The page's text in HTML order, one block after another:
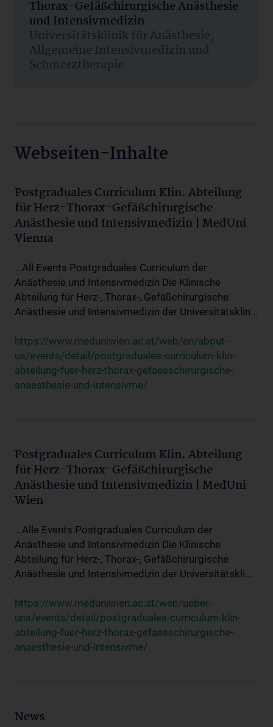
Thorax-Gefäßchirurgische Anästhesie
und Intensivmedizin
Universitätsklinik für Anästhesie,
Allgemeine Intensivmedizin und
Schmerztherapie
Webseiten-Inhalte
Postgraduales Curriculum Klin. Abteilung
für Herz-Thorax-Gefäßchirurgische
Anästhesie und Intensivmedizin | MedUni
Vienna
...All Events Postgraduales Curriculum der
Anästhesie und Intensivmedizin Die Klinische
Abteilung für Herz-, Thorax-, Gefäßchirurgische
Anästhesie und Intensivmedizin der Universitätsklin...
https://www.meduniwien.ac.at/web/en/about-
us/events/detail/postgraduales-curriculum-klin-
abteilung-fuer-herz-thorax-gefaesschirurgische-
anaesthesie-und-intensivme/
Postgraduales Curriculum Klin. Abteilung
für Herz-Thorax-Gefäßchirurgische
Anästhesie und Intensivmedizin | MedUni
Wien
...Alle Events Postgraduales Curriculum der
Anästhesie und Intensivmedizin Die Klinische
Abteilung für Herz-, Thorax-, Gefäßchirurgische
Anästhesie und Intensivmedizin der Universitätskli...
https://www.meduniwien.ac.at/web/ueber-
uns/events/detail/postgraduales-curriculum-klin-
abteilung-fuer-herz-thorax-gefaesschirurgische-
anaesthesie-und-intensivme/
News